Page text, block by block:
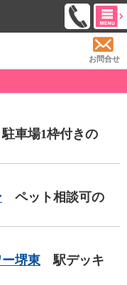
お問合せ
駐車場1枠付きの
ペット相談可の
堺東
駅デッキ